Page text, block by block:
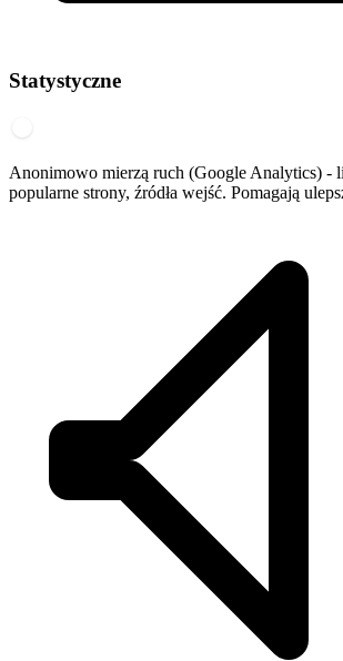
Statystyczne
Anonimowo mierzą ruch (Google Analytics) -
popularne strony, źródła wejść. Pomagają